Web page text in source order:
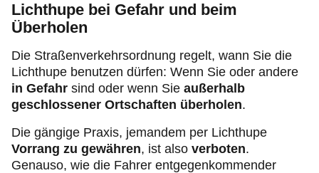
Lichthupe bei Gefahr und beim
Überholen
Die Straßenverkehrsordnung regelt, wann Sie die
Lichthupe benutzen dürfen: Wenn Sie oder andere
in Gefahr sind oder wenn Sie außerhalb
geschlossener Ortschaften überholen.
Die gängige Praxis, jemandem per Lichthupe
Vorrang zu gewähren, ist also verboten.
Genauso, wie die Fahrer entgegenkommender